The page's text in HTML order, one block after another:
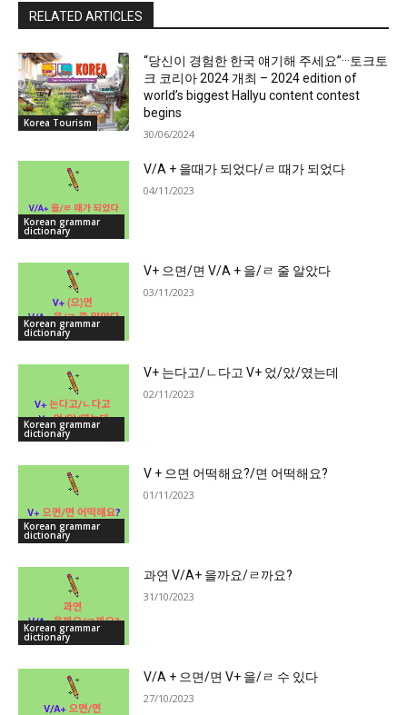
RELATED ARTICLES
Korea Tourism
“당신이 경험한 한국 얘기해 주세요”···토크토
크 코리아 2024 개최 – 2024 edition of
world’s biggest Hallyu content contest
begins
30/06/2024
Korean grammar
dictionary
V/A + 을때가 되었다/ㄹ 때가 되었다
04/11/2023
Korean grammar
dictionary
V+ 으면/면 V/A + 을/ㄹ 줄 알았다
03/11/2023
Korean grammar
dictionary
V+ 는다고/ㄴ다고 V+ 었/았/였는데
02/11/2023
Korean grammar
dictionary
V + 으면 어떡해요?/면 어떡해요?
01/11/2023
Korean grammar
dictionary
과연 V/A+ 을까요/ㄹ까요?
31/10/2023
V/A + 으면/면 V+ 을/ㄹ 수 있다
27/10/2023